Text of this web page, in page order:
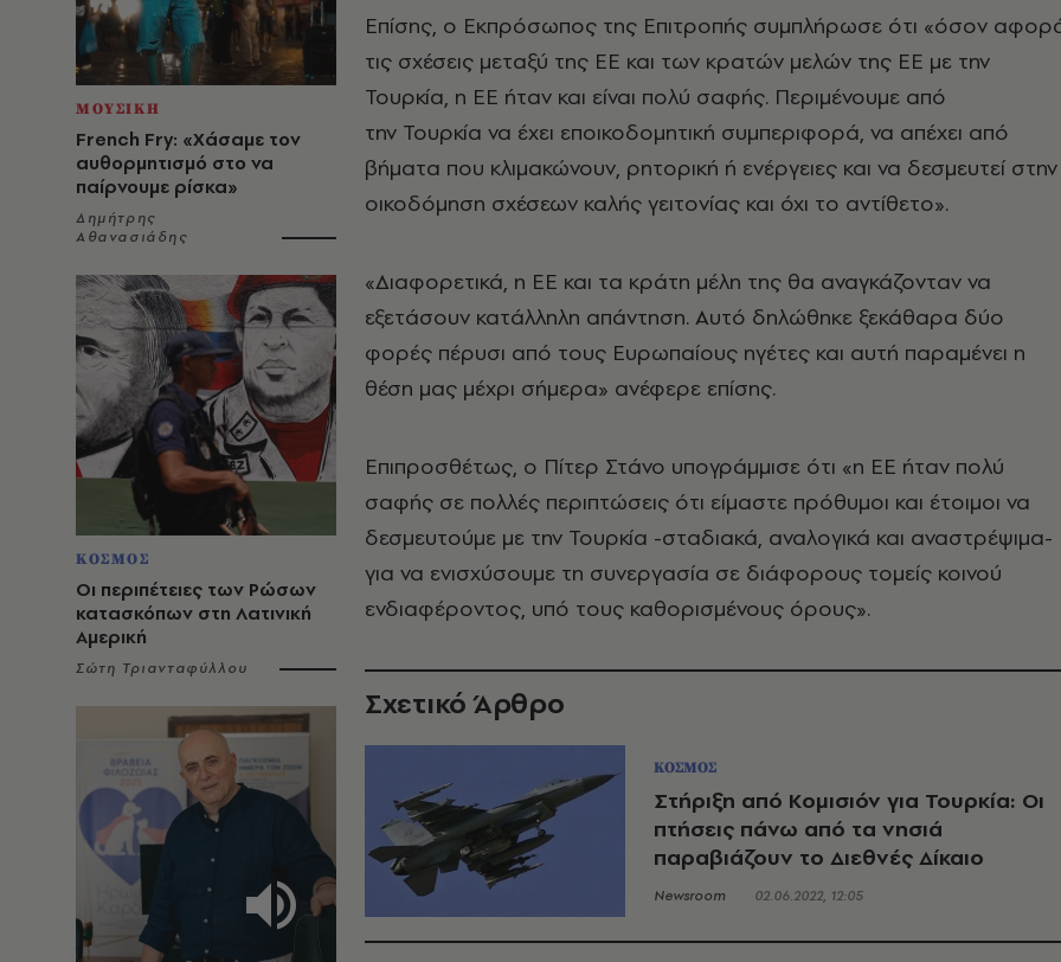
ΜΟΥΣΙΚΗ
French Fry: «Χάσαμε τον
αυθορμητισμό στο να
παίρνουμε ρίσκα»
Δημήτρης
Αθανασιάδης
ΚΟΣΜΟΣ
Οι περιπέτειες των Ρώσων
κατασκόπων στη Λατινική
Αμερική
Σώτη Τριανταφύλλου
Επίσης, ο Εκπρόσωπος της Επιτροπής συμπλήρωσε ότι «όσον
τις σχέσεις μεταξύ της ΕΕ και των κρατών μελών της ΕΕ με την
Τουρκία, η ΕΕ ήταν και είναι πολύ σαφής. Περιμένουμε από
την Τουρκία να έχει εποικοδομητική συμπεριφορά, να απέχει από
βήματα που κλιμακώνουν, ρητορική ή ενέργειες και να δεσμευτεί στην
οικοδόμηση σχέσεων καλής γειτονίας και όχι το αντίθετο».
«Διαφορετικά, η ΕΕ και τα κράτη μέλη της θα αναγκάζονταν να
εξετάσουν κατάλληλη απάντηση. Αυτό δηλώθηκε ξεκάθαρα δύο
φορές πέρυσι από τους Ευρωπαίους ηγέτες και αυτή παραμένει η
θέση μας μέχρι σήμερα» ανέφερε επίσης.
Επιπροσθέτως, ο Πίτερ Στάνο υπογράμμισε ότι «η ΕΕ ήταν πολύ
σαφής σε πολλές περιπτώσεις ότι είμαστε πρόθυμοι και έτοιμοι να
δεσμευτούμε με την Τουρκία -σταδιακά, αναλογικά και αναστρέψιμα-
για να ενισχύσουμε τη συνεργασία σε διάφορους τομείς κοινού
ενδιαφέροντος, υπό τους καθορισμένους όρους».
Σχετικό Άρθρο
ΚΟΣΜΟΣ
Στήριξη από Κομισιόν για Τουρκία: Οι
πτήσεις πάνω από τα νησιά
παραβιάζουν το Διεθνές Δίκαιο
Newsroom 02.06.2022, 12:05